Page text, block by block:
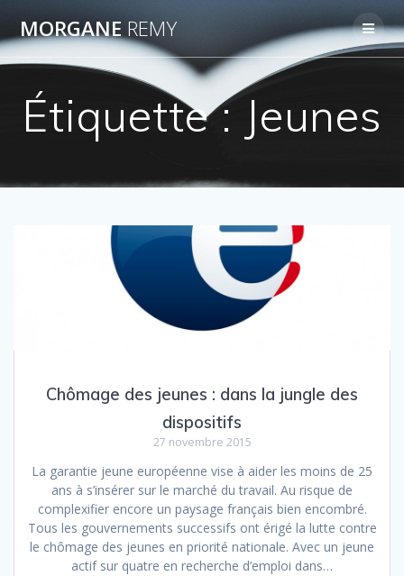
contenu
MORGANE REMY
Étiquette : Jeunes
Chômage des jeunes : dans la jungle des
dispositifs
27 novembre 2015
La garantie jeune européenne vise à aider les moins de 25
ans à s’insérer sur le marché du travail. Au risque de
complexifier encore un paysage français bien encombré.
Tous les gouvernements successifs ont érigé la lutte contre
le chômage des jeunes en priorité nationale. Avec un jeune
actif sur quatre en recherche d’emploi dans…